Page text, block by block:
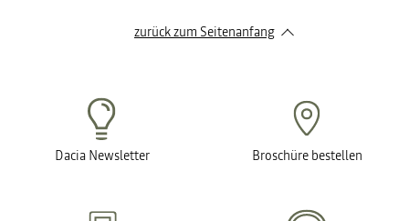
zurück zum Seitenanfang
Dacia Newsletter Broschüre bestellen